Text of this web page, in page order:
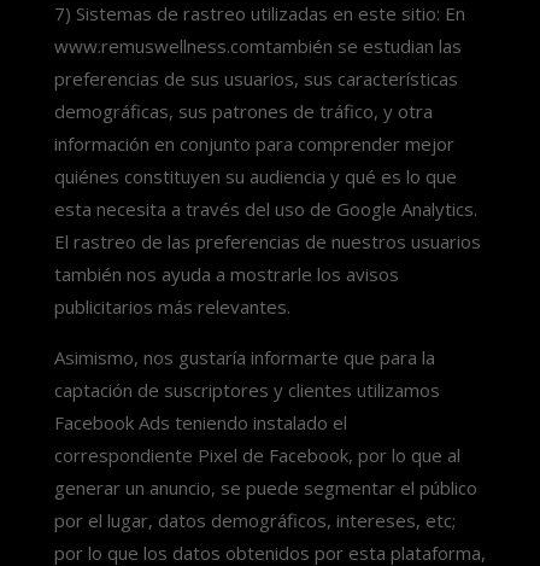
7) Sistemas de rastreo utilizadas en este sitio: En
www.remuswellness.comtambién se estudian las
preferencias de sus usuarios, sus características
demográficas, sus patrones de tráfico, y otra
información en conjunto para comprender mejor
quiénes constituyen su audiencia y qué es lo que
esta necesita a través del uso de Google Analytics.
El rastreo de las preferencias de nuestros usuarios
también nos ayuda a mostrarle los avisos
publicitarios más relevantes.
Asimismo, nos gustaría informarte que para la
captación de suscriptores y clientes utilizamos
Facebook Ads teniendo instalado el
correspondiente Pixel de Facebook, por lo que al
generar un anuncio, se puede segmentar el público
por el lugar, datos demográficos, intereses, etc;
por lo que los datos obtenidos por esta plataforma,